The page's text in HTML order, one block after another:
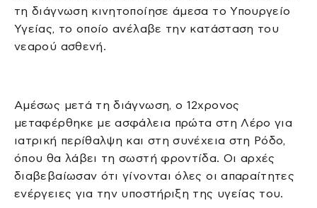
τη διάγνωση κινητοποίησε άμεσα το Υπουργείο
Υγείας, το οποίο ανέλαβε την κατάσταση του
νεαρού ασθενή.
Αμέσως μετά τη διάγνωση, ο 12χρονος
μεταφέρθηκε με ασφάλεια πρώτα στη Λέρο για
ιατρική περίθαλψη και στη συνέχεια στη Ρόδο,
όπου θα λάβει τη σωστή φροντίδα. Οι αρχές
διαβεβαίωσαν ότι γίνονται όλες οι απαραίτητες
ενέργειες για την υποστήριξη της υγείας του.